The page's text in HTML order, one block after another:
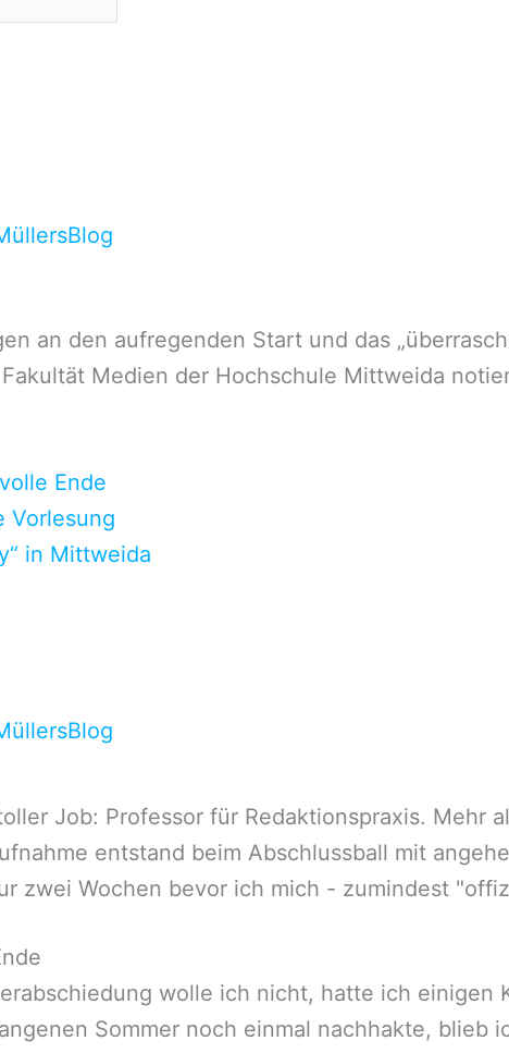
an den aufregenden Start und das
Medien der Hochschule Mittweida
Ende
Vorlesung
in Mittweida
Job: Professor für Redaktionspraxis. Mehr
entstand beim Abschlussball mit
zwei Wochen bevor ich mich - zumindest
wolle ich nicht, hatte ich einigen
Sommer noch einmal nachhakte, blieb